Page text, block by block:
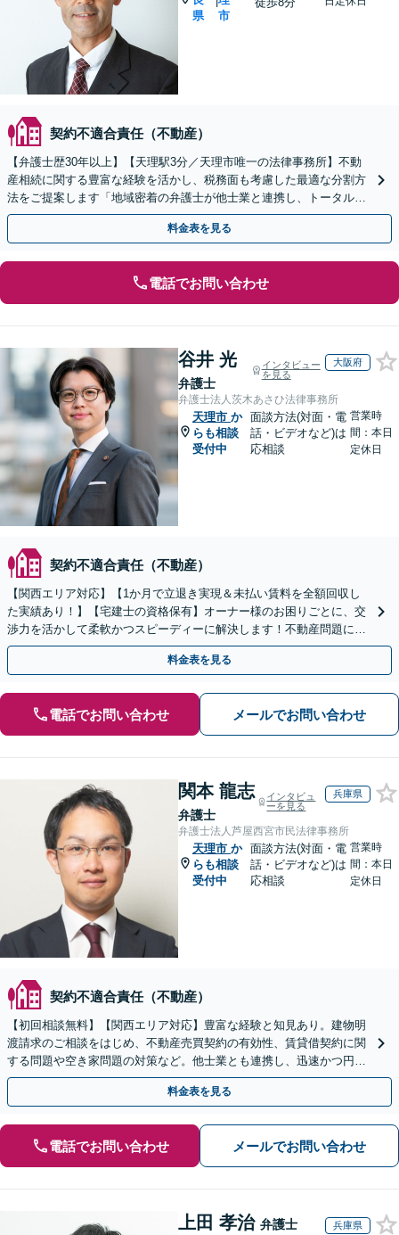
県
市
契約不適合責任（不動産）
【弁護士歴30年以上】【天理駅3分／天理市唯一の法律事務所】不動
産相続に関する豊富な経験を活かし、税務面も考慮した最適な分割方
法をご提案します「地域密着の弁護士が他士業と連携し、トータルサ
ポートを実現／税理士・司法書士・不動産鑑定士など」
料金表を見る
電話でお問い合わせ
谷井 光
弁護士
インタビュー
を見る
大阪府
弁護士法人茨木あさひ法律事務所
天理市 か
らも相談
受付中
面談方法(対面・電
話・ビデオなど)は
応相談
営業時
間：本日
定休日
契約不適合責任（不動産）
【関西エリア対応】【1か月で立退き実現＆未払い賃料を全額回収し
た実績あり！】【宅建士の資格保有】オーナー様のお困りごとに、交
渉力を活かして柔軟かつスピーディーに解決します！不動産問題に幅
広く対応しています。
料金表を見る
電話でお問い合わせ メールでお問い合わせ
関本 龍志
弁護士
インタビュ
ーを見る
兵庫県
弁護士法人芦屋西宮市民法律事務所
天理市 か
らも相談
受付中
面談方法(対面・電
話・ビデオなど)は
応相談
営業時
間：本日
定休日
契約不適合責任（不動産）
【初回相談無料】【関西エリア対応】豊富な経験と知見あり。建物明
渡請求のご相談をはじめ、不動産売買契約の有効性、賃貸借契約に関
する問題や空き家問題の対策など。他士業とも連携し、迅速かつ円滑
な解決を目指します【顧問契約】【西宮北口駅3分】
料金表を見る
電話でお問い合わせ メールでお問い合わせ
上田 孝治 弁護士 兵庫県